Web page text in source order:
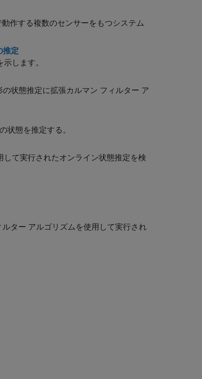
作する複数のセンサーをもつシステム
推定
します。
状態推定に拡張カルマン フィルター ア
状態を推定する。
して実行されたオンライン状態推定を検
ター アルゴリズムを使用して実行され